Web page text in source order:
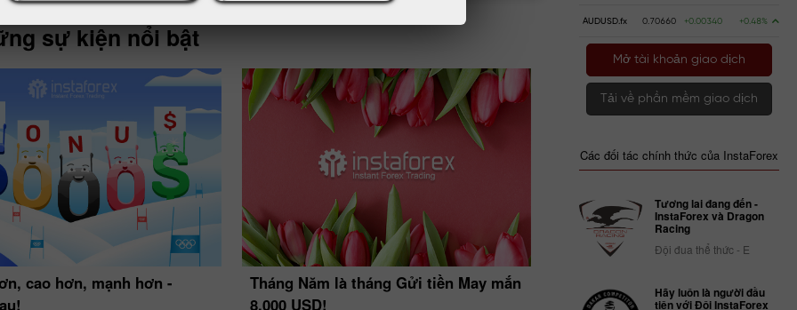
sự kiện nổi bật
cao hơn, mạnh hơn -
Tháng Năm là tháng Gửi tiền May mắn
8.000 USD!
Thay đổi giờ giao dịch vào ngày
AUDUSD.fx 0.70660 +0.00340 +0.48%
Mở tài khoản giao dịch
Tải về phần mềm giao dịch
Các đối tác chính thức của InstaForex
Tương lai đang đến -
InstaForex và Dragon
Racing
Đội đua thể thức - E
Hãy luôn là người đầu
tiên với Đội InstaForex